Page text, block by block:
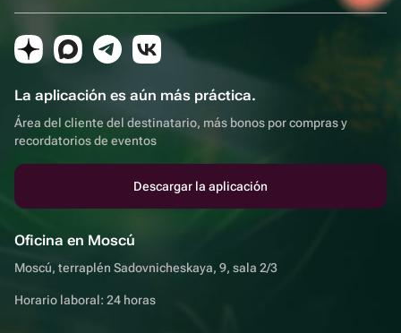
La aplicación es aún más práctica.
Área del cliente del destinatario, más bonos por compras y
recordatorios de eventos
Descargar la aplicación
Oficina en Moscú
Moscú, terraplén Sadovnicheskaya, 9, sala 2/3
Horario laboral: 24 horas